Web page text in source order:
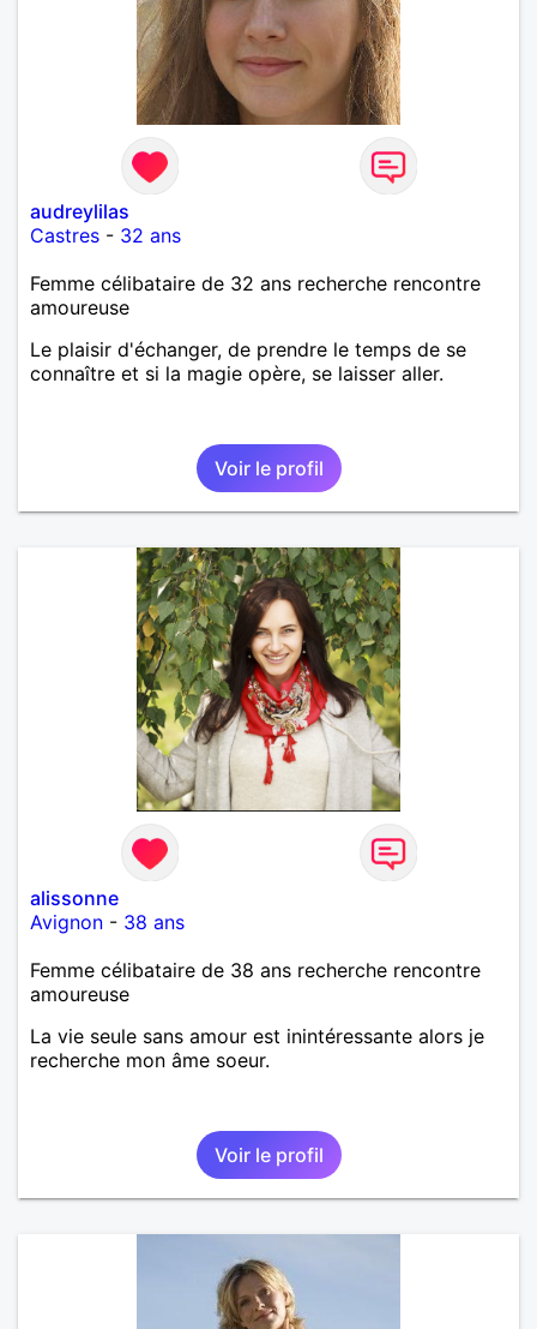
audreylilas
Castres - 32 ans
Femme célibataire de 32 ans recherche rencontre
amoureuse
Le plaisir d'échanger, de prendre le temps de se
connaître et si la magie opère, se laisser aller.
Voir le profil
alissonne
Avignon - 38 ans
Femme célibataire de 38 ans recherche rencontre
amoureuse
La vie seule sans amour est inintéressante alors je
recherche mon âme soeur.
Voir le profil